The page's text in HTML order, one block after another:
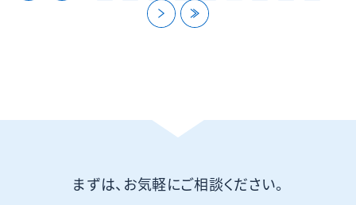
next last
まずは、お気軽にご相談ください。